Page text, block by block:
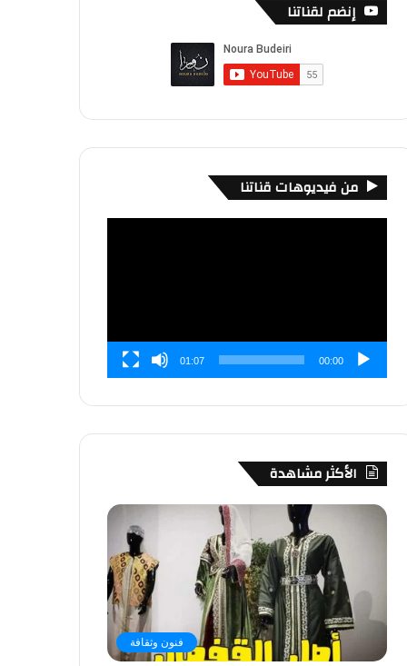
إنضم لقناتنا
من فيديوهات قناتنا
00:00
01:07
الأكثر مشاهدة
فنون وثقافة